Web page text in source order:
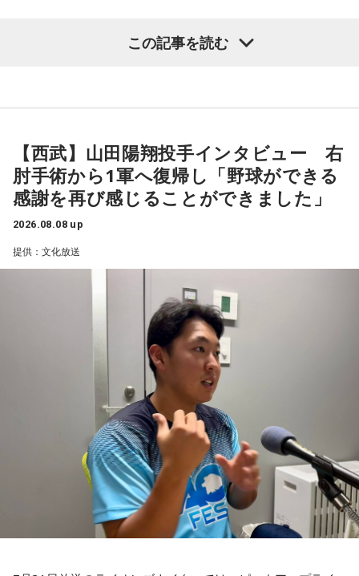
ジルは対戦相手が決まったときに「オランダじゃなくて良か
ているんだ。メンバーは違うかもしれないけれど、日本は力
があるんだぞ」と言って、油断しないように警戒させる。そ
して、「お前ら、（日本選手が）こんなことを言ってるぞ」
と塩貝選手のコメントを（起爆剤として）使うことが可能な
しないほうが良かったなと僕は思っています。
とはいえ、塩貝選手とはW杯が終わったときに違うところで
会いましたけど、本当に純粋なんですよ。全然悪気がないと
いうか。ただ、プロの選手としてそこまで考えてコメントす
るべきだったかなとは思います。
でもまだ若いですから。森保監督は“リバウンドメンタリテ
ィ”という言葉をよく使いますけど、何かうまくいかなかった
後のリアクションがすごく重要で、今後そこを塩貝選手は試
されるのかなと思いますし、その期待に応えるだけのものを
持っている選手だと思いますから、良いエネルギーに変えて
もらいたいなと思います。
----------------------------------------------------
この日の放送をradikoタイムフリーで聴く
※放送エリア外の方は、プレミアム会員の登録でご利用いた
――1軍デビューを果たしたプロ3年目の昨シーズンは素晴ら
しい成績だったかと思いますが、「求めすぎずに自分のやる
――過去2年の苦労は昨シーズンに活きていたということです
ね。
山田「活きていると思います。ウエイトトレーニングなどで
身体作りができたと思うので、結果を出さないといけないと
ころで出せたというのはよかったと思います」
――2月の南郷キャンプ終盤で右肘痛が発覚した時の心境を教
山田「痛かったですし、手術のタイミングはすごく悩んだの
ですが、3月9日に手術をさせていただいた。痛いままプレー
をしていても成績も上がらないですし、自分としても不安を
抱えながらプレーをするのは嫌だったので、できるだけ早く
手術をして、早く復帰ができるようにというので決断しまし
――以前から痛みはあったのでしょうか？
山田「痛みがない範囲でできていたのですが、痛みの場所が
動いてしまって、数ミリでも痛みの場所が動くだけで痛みが
この記事を読む
【西武】山田陽翔投手インタビュー 右
肘手術から1軍へ復帰し「野球ができる
感謝を再び感じることができました」
2026.08.08 up
提供：文化放送